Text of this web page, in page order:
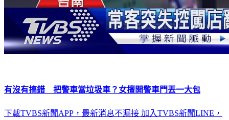
有沒有搞錯 把警車當垃圾車？女擅開警車門丟一大包
下載TVBS新聞APP，最新消息不漏接 加入TVBS新聞LINE，